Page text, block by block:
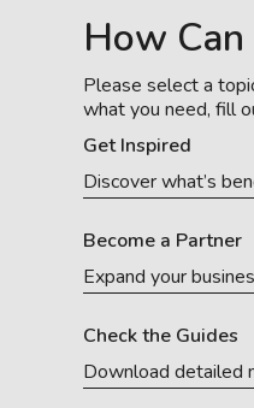
How
Please select a
what you need, fill
Get Inspired
Discover what’s
Become a Partner
Expand your
Check the Guides
Download detailed